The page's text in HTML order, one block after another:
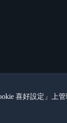
喜好設定」上